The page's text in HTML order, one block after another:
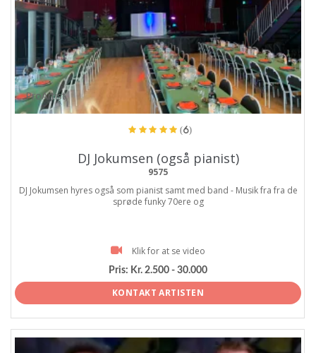
ProArtist
(6)
DJ Jokumsen (også pianist)
9575
DJ Jokumsen hyres også som pianist samt med band - Musik fra fra de
sprøde funky 70ere og
Klik for at se video
Pris: Kr. 2.500 - 30.000
KONTAKT ARTISTEN